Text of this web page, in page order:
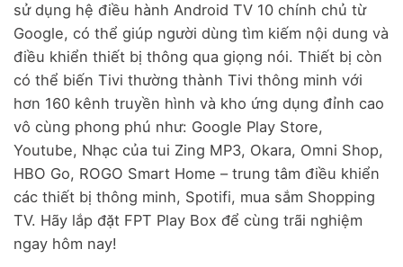
sử dụng hệ điều hành Android TV 10 chính chủ từ
Google, có thể giúp người dùng tìm kiếm nội dung và
điều khiển thiết bị thông qua giọng nói. Thiết bị còn
có thể biến Tivi thường thành Tivi thông minh với
hơn 160 kênh truyền hình và kho ứng dụng đỉnh cao
vô cùng phong phú như: Google Play Store,
Youtube, Nhạc của tui Zing MP3, Okara, Omni Shop,
HBO Go, ROGO Smart Home – trung tâm điều khiển
các thiết bị thông minh, Spotifi, mua sắm Shopping
TV. Hãy lắp đặt FPT Play Box để cùng trãi nghiệm
ngay hôm nay!